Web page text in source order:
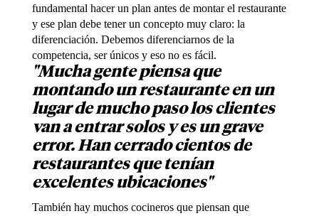
fundamental hacer un plan antes de montar el restaurante
y ese plan debe tener un concepto muy claro: la
diferenciación. Debemos diferenciarnos de la
competencia, ser únicos y eso no es fácil.
"Mucha gente piensa que
montando un restaurante en un
lugar de mucho paso los clientes
van a entrar solos y es un grave
error. Han cerrado cientos de
restaurantes que tenían
excelentes ubicaciones"
También hay muchos cocineros que piensan que